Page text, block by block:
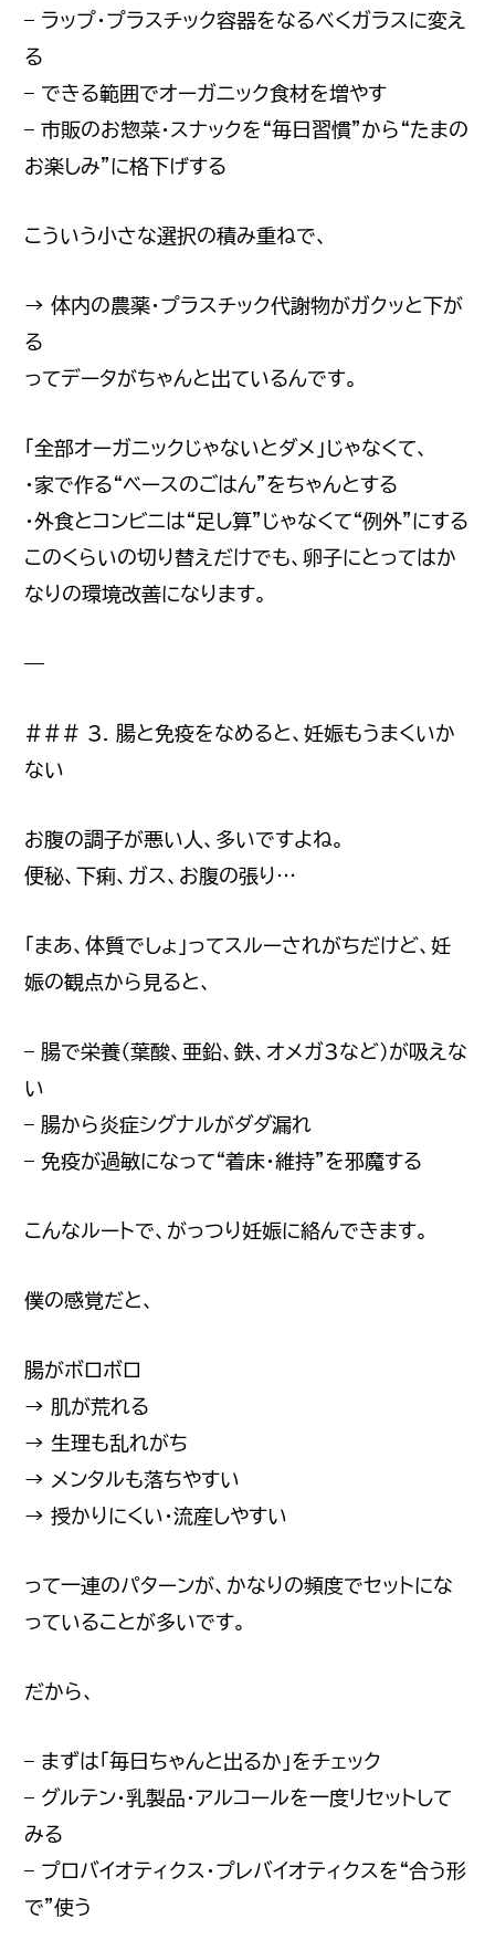
– ラップ・プラスチック容器をなるべくガラスに変え
る
– できる範囲でオーガニック食材を増やす
– 市販のお惣菜・スナックを“毎日習慣”から“たまの
お楽しみ”に格下げする
こういう小さな選択の積み重ねで、
→ 体内の農薬・プラスチック代謝物がガクッと下が
る
ってデータがちゃんと出ているんです。
「全部オーガニックじゃないとダメ」じゃなくて、
・家で作る“ベースのごはん”をちゃんとする
・外食とコンビニは“足し算”じゃなくて“例外”にする
このくらいの切り替えだけでも、卵子にとってはか
なりの環境改善になります。
—
### 3. 腸と免疫をなめると、妊娠もうまくいか
ない
お腹の調子が悪い人、多いですよね。
便秘、下痢、ガス、お腹の張り…
「まあ、体質でしょ」ってスルーされがちだけど、妊
娠の観点から見ると、
– 腸で栄養（葉酸、亜鉛、鉄、オメガ3など）が吸えな
い
– 腸から炎症シグナルがダダ漏れ
– 免疫が過敏になって“着床・維持”を邪魔する
こんなルートで、がっつり妊娠に絡んできます。
僕の感覚だと、
腸がボロボロ
→ 肌が荒れる
→ 生理も乱れがち
→ メンタルも落ちやすい
→ 授かりにくい・流産しやすい
って一連のパターンが、かなりの頻度でセットにな
っていることが多いです。
だから、
– まずは「毎日ちゃんと出るか」をチェック
– グルテン・乳製品・アルコールを一度リセットして
みる
– プロバイオティクス・プレバイオティクスを“合う形
で”使う